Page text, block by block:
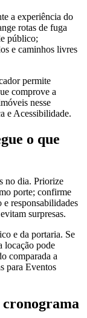
a experiência do
rotas de fuga
público;
e caminhos livres
permite
comprove a
nesse
e Acessibilidade.
o que
no dia. Priorize
porte; confirme
e responsabilidades
surpresas.
e da portaria. Se
locação pode
comparada a
para Eventos
cronograma